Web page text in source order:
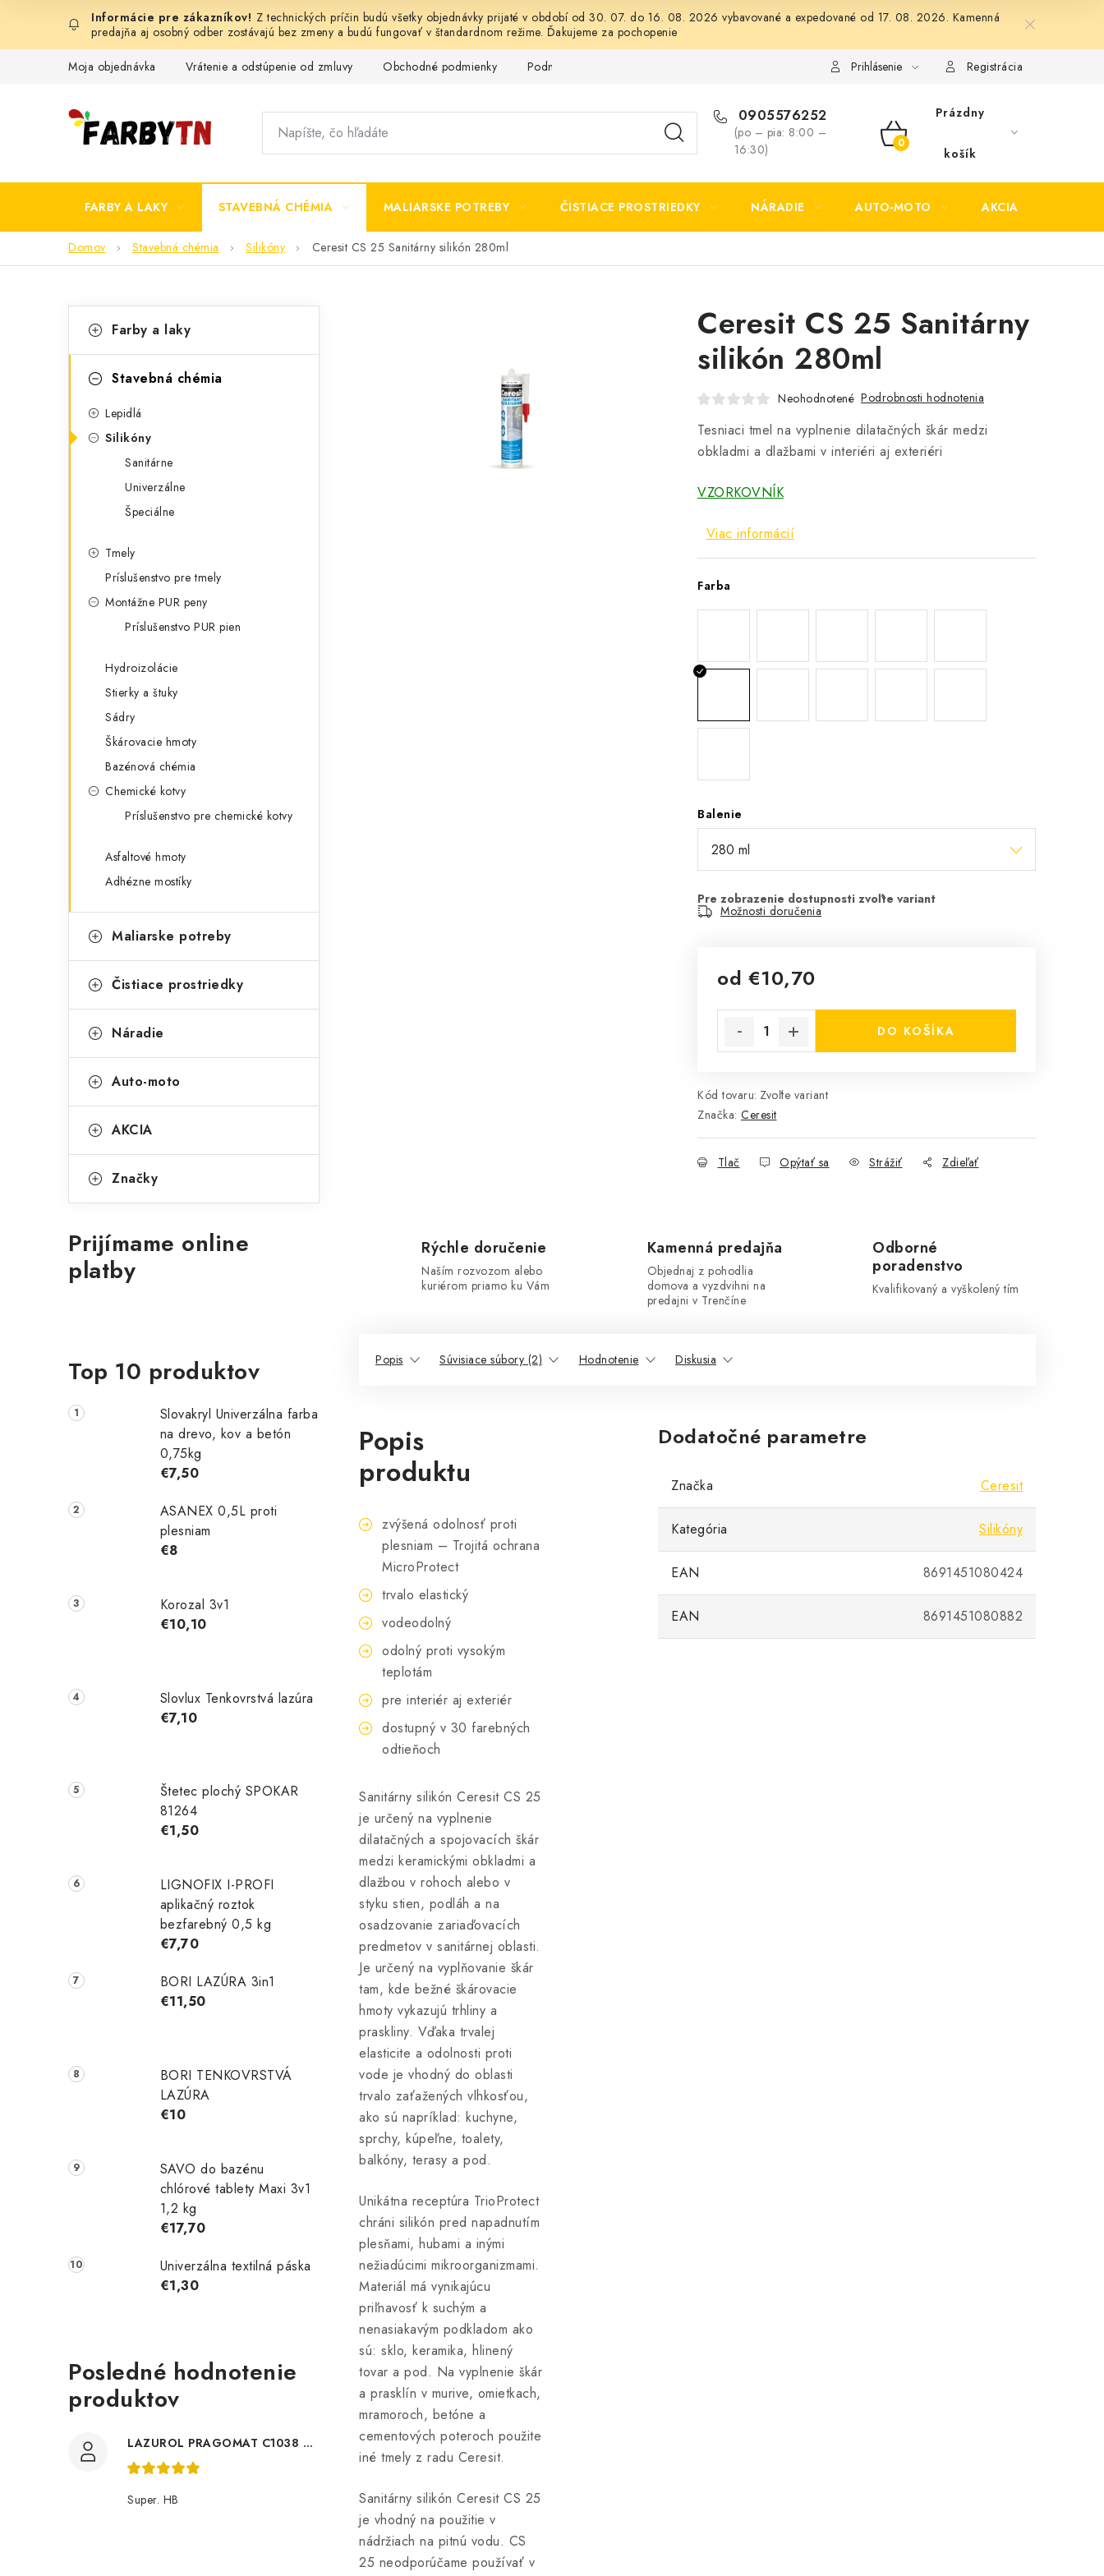
obsah
Z technických príčin budú všetky objednávky prijaté v období od 30. 07. do 16. 08. 2026 vybavované a expedované od 17. 08. 2026. Kamenná
predajňa aj osobný odber zostávajú bez zmeny a budú fungovať v štandardnom režime. Ďakujeme za pochopenie
Moja objednávka Vrátenie a odstúpenie od zmluvy Obchodné podmienky Podmienky ochrany osobných údajov Formulár na odstúpenie od zmluvy Formulár na reklamáciu
Prihlásenie Registrácia
0905576252
(po – pia: 8:00 –
16:30)
NÁKUPNÝ
Prázdny
košík
FARBY A LAKY STAVEBNÁ CHÉMIA MALIARSKE POTREBY ČISTIACE PROSTRIEDKY NÁRADIE AUTO-MOTO AKCIA
Domov Stavebná chémia Silikóny Ceresit CS 25 Sanitárny silikón 280ml
o
ý
kategórie
a
g
ó
Farby a laky
Stavebná chémia
Lepidlá
Silikóny
Sanitárne
Univerzálne
Špeciálne
Tmely
Príslušenstvo pre tmely
Montážne PUR peny
Príslušenstvo PUR pien
Hydroizolácie
Stierky a štuky
Sádry
Škárovacie hmoty
Bazénová chémia
Chemické kotvy
Príslušenstvo pre chemické kotvy
Asfaltové hmoty
Adhézne mostíky
Maliarske potreby
Čistiace prostriedky
Náradie
Auto-moto
AKCIA
Značky
Prijímame online
platby
Top 10 produktov
Slovakryl Univerzálna farba
na drevo, kov a betón
0,75kg
€7,50
ASANEX 0,5L proti
plesniam
€8
Korozal 3v1
€10,10
Slovlux Tenkovrstvá lazúra
€7,10
Štetec plochý SPOKAR
81264
€1,50
LIGNOFIX I-PROFI
aplikačný roztok
bezfarebný 0,5 kg
€7,70
BORI LAZÚRA 3in1
€11,50
BORI TENKOVRSTVÁ
LAZÚRA
€10
SAVO do bazénu
chlórové tablety Maxi 3v1
1,2 kg
€17,70
Univerzálna textilná páska
€1,30
Posledné hodnotenie
produktov
LAZUROL PRAGOMAT C1038 0,75l
Super. HB
Ceresit CS 25 Sanitárny
silikón 280ml
Neohodnotené Podrobnosti hodnotenia
Tesniaci tmel na vyplnenie dilatačných škár medzi
obkladmi a dlažbami v interiéri aj exteriéri
VZORKOVNÍK
Viac informácií
Farba
Balenie
Možnosti doručenia
od €10,70
DO KOŠÍKA
Kód tovaru: Zvoľte variant
Značka: Ceresit
Tlač Opýtať sa Strážiť Zdieľať
Rýchle doručenie
Naším rozvozom alebo
kuriérom priamo ku Vám
Kamenná predajňa
Objednaj z pohodlia
domova a vyzdvihni na
predajni v Trenčíne
Odborné
poradenstvo
Kvalifikovaný a vyškolený tím
Popis Súvisiace súbory (2) Hodnotenie Diskusia
Popis
produktu
zvýšená odolnosť proti
plesniam – Trojitá ochrana
MicroProtect
trvalo elastický
vodeodolný
odolný proti vysokým
teplotám
pre interiér aj exteriér
dostupný v 30 farebných
odtieňoch
Sanitárny silikón Ceresit CS 25
je určený na vyplnenie
dilatačných a spojovacích škár
medzi keramickými obkladmi a
dlažbou v rohoch alebo v
styku stien, podláh a na
osadzovanie zariaďovacích
predmetov v sanitárnej oblasti.
Je určený na vyplňovanie škár
tam, kde bežné škárovacie
hmoty vykazujú trhliny a
praskliny. Vďaka trvalej
elasticite a odolnosti proti
vode je vhodný do oblasti
trvalo zaťažených vlhkosťou,
ako sú napríklad: kuchyne,
sprchy, kúpeľne, toalety,
balkóny, terasy a pod.
Unikátna receptúra TrioProtect
chráni silikón pred napadnutím
plesňami, hubami a inými
nežiadúcimi mikroorganizmami.
Materiál má vynikajúcu
priľnavosť k suchým a
nenasiakavým podkladom ako
sú: sklo, keramika, hlinený
tovar a pod. Na vyplnenie škár
a prasklín v murive, omietkach,
mramoroch, betóne a
cementových poteroch použite
iné tmely z radu Ceresit.
Sanitárny silikón Ceresit CS 25
je vhodný na použitie v
nádržiach na pitnú vodu. CS
25 neodporúčame používať v
Dodatočné parametre
Značka Ceresit
Kategória Silikóny
EAN 8691451080424
EAN 8691451080882